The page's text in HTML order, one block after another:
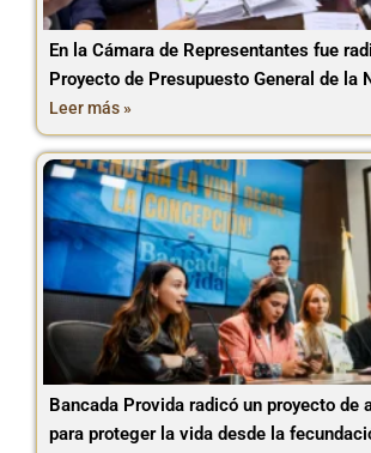
En la Cámara de Representantes fue
Proyecto de Presupuesto General de la
Leer más »
Bancada Provida radicó un proyecto de
para proteger la vida desde la